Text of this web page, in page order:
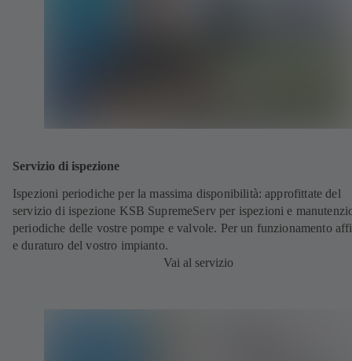
Servizio di ispezione
Ispezioni periodiche per la massima disponibilità: approfittate del
servizio di ispezione KSB SupremeServ per ispezioni e
periodiche delle vostre pompe e valvole. Per un funzionamento
e duraturo del vostro impianto.
Vai al servizio